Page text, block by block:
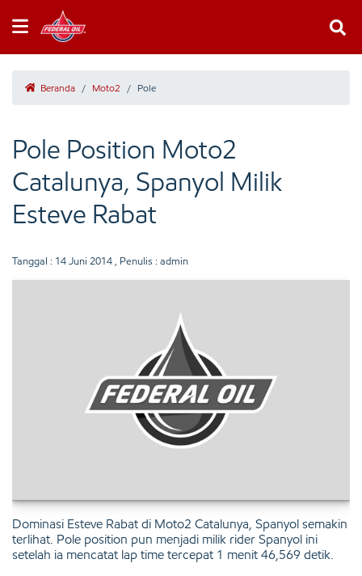
Beranda / Moto2 / Pole
Pole Position Moto2
Catalunya, Spanyol Milik
Esteve Rabat
Tanggal : 14 Juni 2014 , Penulis : admin
Dominasi Esteve Rabat di Moto2 Catalunya, Spanyol semakin
terlihat. Pole position pun menjadi milik rider Spanyol ini
setelah ia mencatat lap time tercepat 1 menit 46,569 detik.